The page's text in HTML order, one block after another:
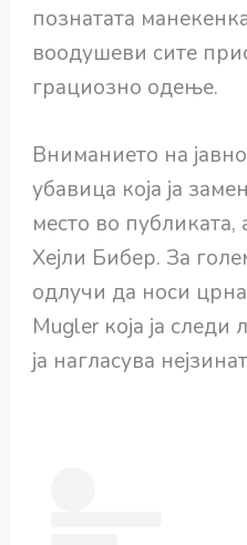
познатата
воодушеви сите
грациозно одење.
Вниманието на
убавица која ја
место во публиката,
Хејли Бибер. За
одлучи да носи
Mugler која ја следи
ја нагласува